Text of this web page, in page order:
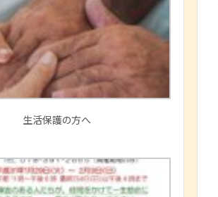
生活保護の方へ